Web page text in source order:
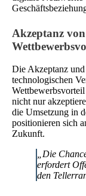
Akzeptanz
Die Akzeptanz
technologischen
nicht nur
die Umsetzung in
positionieren sich
Zukunft.
„Die
erfordert
den